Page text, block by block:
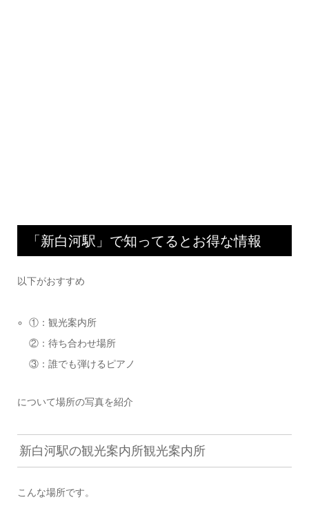
「新白河駅」で知ってるとお得な情報
以下がおすすめ
①：観光案内所
②：待ち合わせ場所
③：誰でも弾けるピアノ
について場所の写真を紹介
新白河駅の観光案内所観光案内所
こんな場所です。